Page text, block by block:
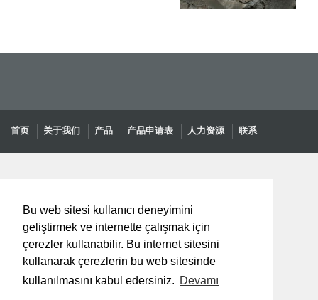
Bu web sitesi kullanıcı deneyimini
geliştirmek ve internette çalışmak için
çerezler kullanabilir. Bu internet sitesini
kullanarak çerezlerin bu web sitesinde
kullanılmasını kabul edersiniz. Devamı
首页 关于我们 产品 产品申请表 人力资源 联系